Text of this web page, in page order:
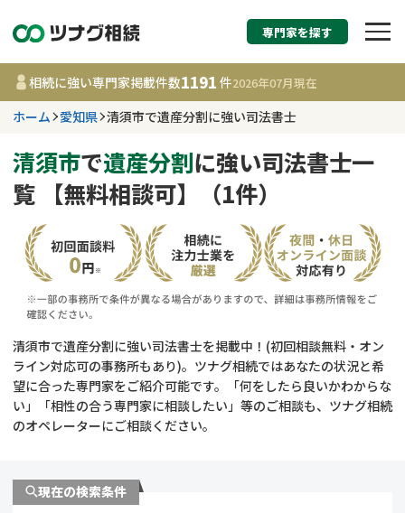
相続税申告・相続手
す
愛知県
事務所
相談内容で探す
相続登記
遺留分侵害額請求
コラム
相続手続き
専門家を探す
相続に強い専門家掲載件数1191 件2026年07月現在
ホーム 愛知県 清須市で遺産分割に強い司法書士
清須市で遺産分割に強い司法書士一
覧 【無料相談可】（1件）
清須市で遺産分割に強い司法書士を掲載中！(初回相談無料・オン
ライン対応可の事務所もあり)。ツナグ相続ではあなたの状況と希
望に合った専門家をご紹介可能です。「何をしたら良いかわからな
い」「相性の合う専門家に相談したい」等のご相談も、ツナグ相続
のオペレーターにご相談ください。
現在の検索条件